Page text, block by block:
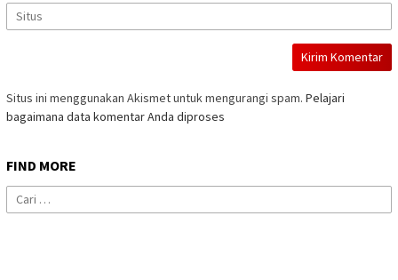
Situs ini menggunakan Akismet untuk mengurangi spam. Pelajari
bagaimana data komentar Anda diproses
FIND MORE
Cari
untuk: